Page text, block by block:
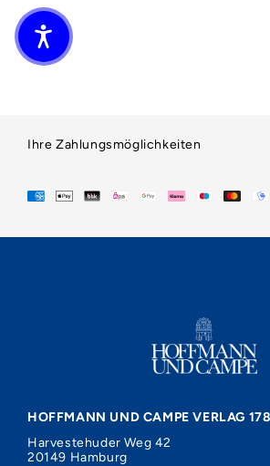
Ihre Zahlungsmöglichkeiten
HOFFMANN UND CAMPE VERLAG
Harvestehuder Weg 42
20149 Hamburg